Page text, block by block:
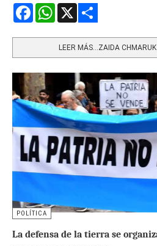
FacebookWhatsApp
LEER MÁS…ZAIDA
POLÍTICA
La defensa de la tierra se